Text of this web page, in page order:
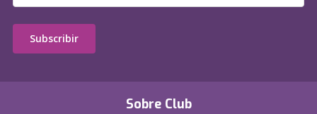
Sobre Club
Subscribir